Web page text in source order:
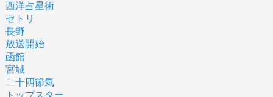
西洋占星術
セトリ
長野
放送開始
函館
宮城
二十四節気